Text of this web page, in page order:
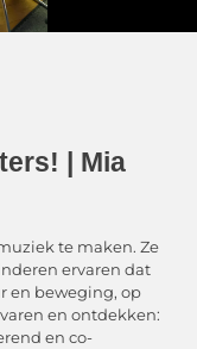
| Mia
te maken. Ze
ervaren dat
en beweging, op
en ontdekken:
en co-